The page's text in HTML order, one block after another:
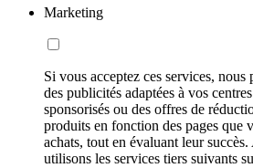
Marketing
Si vous acceptez ces services,
des publicités adaptées à vos
sponsorisés ou des offres de
produits en fonction des pages que
achats, tout en évaluant leur
utilisons les services tiers suivants